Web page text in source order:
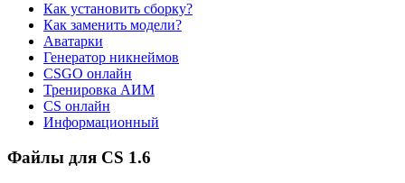
Как установить сборку?
Как заменить модели?
Аватарки
Генератор никнеймов
CSGO онлайн
Тренировка АИМ
CS онлайн
Информационный
Файлы для CS 1.6